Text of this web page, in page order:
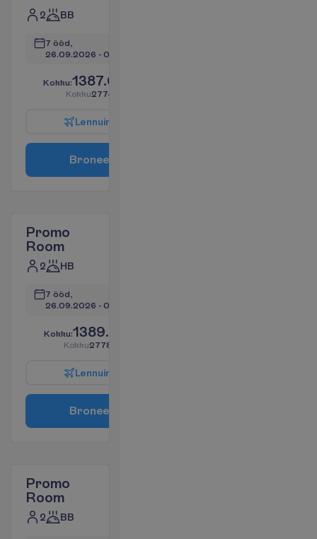
2 BB
7 ööd,
26.09.2026 - 03.10.2026
Kokku:1387.09
Kokku2774.18
Lennuin
Broneer
Promo
Room
2 HB
7 ööd,
26.09.2026 - 03.10.2026
Kokku:1389.33
Kokku2778.66
Lennuin
Broneer
Promo
Room
2 BB